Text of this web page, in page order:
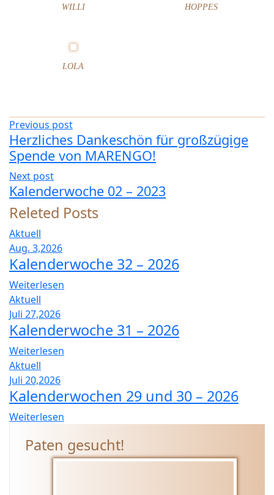
WILLI HOPPES
LOLA
Previous post
Herzliches Dankeschön für großzügige
Spende von MARENGO!
Next post
Kalenderwoche 02 – 2023
Releted Posts
Aktuell
Aug. 3,2026
Kalenderwoche 32 – 2026
Weiterlesen
Aktuell
Juli 27,2026
Kalenderwoche 31 – 2026
Weiterlesen
Aktuell
Juli 20,2026
Kalenderwochen 29 und 30 – 2026
Weiterlesen
Paten gesucht!